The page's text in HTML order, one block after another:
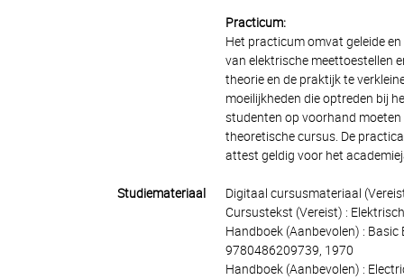
Practicum:
Het practicum omvat geleide
van elektrische meettoestellen
theorie en de praktijk te
moeilijkheden die optreden bij
studenten op voorhand
theoretische cursus. De
attest geldig voor het
Studiemateriaal
Digitaal cursusmateriaal
Cursustekst (Vereist) :
Handboek (Aanbevolen) :
9780486209739, 1970
Handboek (Aanbevolen) :